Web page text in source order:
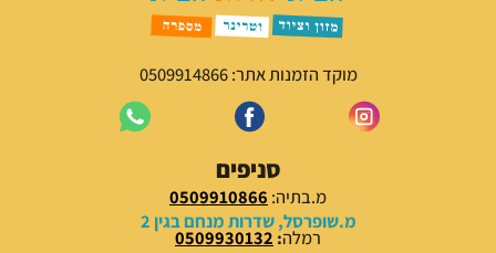
מוקד הזמנות אתר: 0509914866
סניפים
מ.בתיה: 0509910866
מ.שופרסל, שדרות מנחם בגין 2
רמלה:
0509930132